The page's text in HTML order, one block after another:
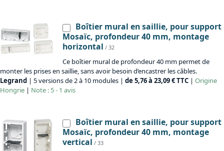
Boîtier mural en saillie, pour support
Mosaïc, profondeur 40 mm, montage
horizontal / 32
Ce boîtier mural de profondeur 40 mm permet de
monter les prises en saillie, sans avoir besoin d’encastrer les câbles.
Legrand | 5 versions de 2 à 10 modules | de 5,76 à 23,09 € TTC | Origine
Hongrie | Note : 5 - 1 avis
Boîtier mural en saillie, pour support
Mosaïc, profondeur 40 mm, montage
vertical / 33